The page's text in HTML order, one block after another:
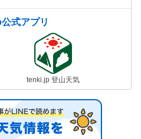
式アプリ
tenki.jp 登山天気